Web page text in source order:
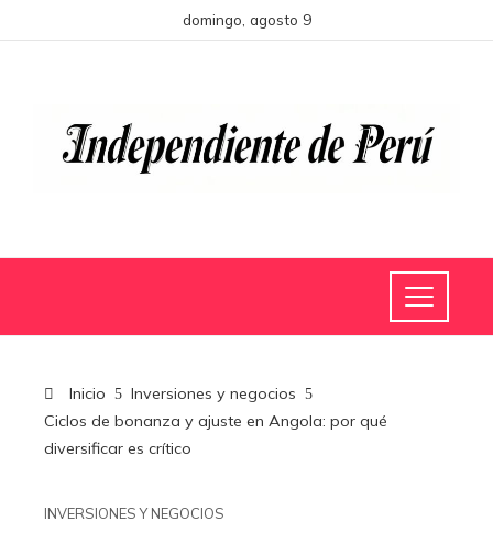
domingo, agosto 9
Inicio
Inversiones y negocios
Ciclos de bonanza y ajuste en Angola: por qué
diversificar es crítico
INVERSIONES Y NEGOCIOS